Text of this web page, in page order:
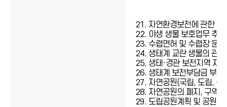
21. 자연환경보전에 관한 종
22. 야생 생물 보호업무 추진
23. 수렵면허 및 수렵장 운
24. 생태계 교란 생물의 관리
25. 생태·경관 보전지역 지
26. 생태계 보전부담금 부과
27. 자연공원(국립, 도립, 군
28. 자연공원의 폐지, 구역
29. 도립공원계획 및 공원계